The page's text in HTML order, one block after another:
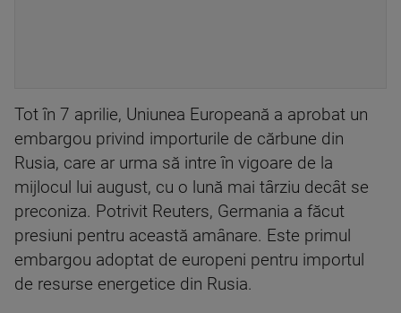
Tot în 7 aprilie, Uniunea Europeană a aprobat un
embargou privind importurile de cărbune din
Rusia, care ar urma să intre în vigoare de la
mijlocul lui august, cu o lună mai târziu decât se
preconiza. Potrivit Reuters, Germania a făcut
presiuni pentru această amânare. Este primul
embargou adoptat de europeni pentru importul
de resurse energetice din Rusia.